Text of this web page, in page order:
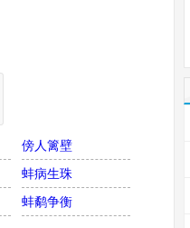
傍人篱壁
蚌病生珠
蚌鹬争衡